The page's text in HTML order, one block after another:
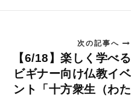
次の記事へ
【6/18】楽しく学べる
ビギナー向け仏教イベ
ント「十方衆生（わた